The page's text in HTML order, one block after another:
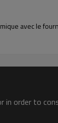
avec le
in order to